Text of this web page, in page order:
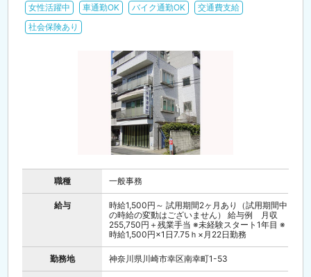
女性活躍中
車通勤OK バイク通勤OK
交通費支給
社会保険あり
職種 一般事務
給与
時給1,500円～ 試用期間2ヶ月あり（試用期間中
の時給の変動はございません） 給与例 月収
255,750円＋残業手当 ※未経験スタート1年目 ※
時給1,500円×1日7.75ｈ×月22日勤務
勤務地 神奈川県川崎市幸区南幸町1-53